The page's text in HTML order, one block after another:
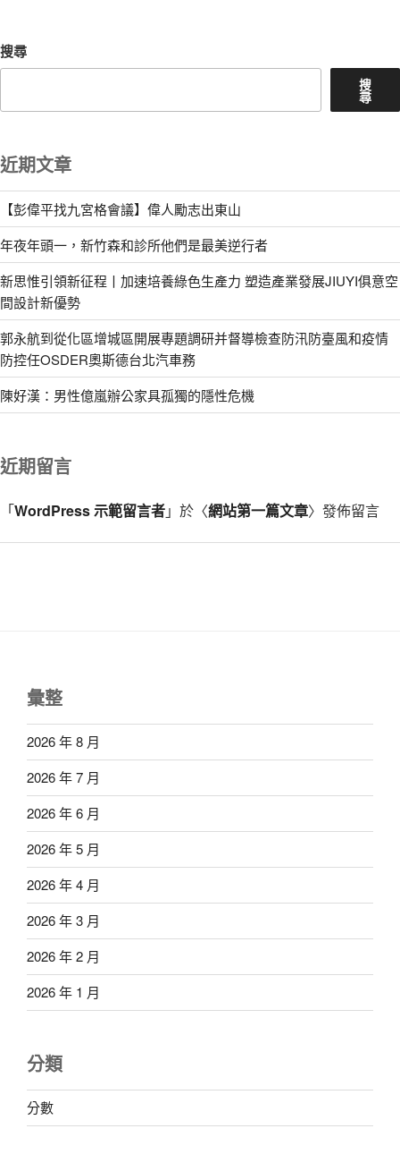
搜尋
搜
尋
近期文章
【彭偉平找九宮格會議】偉人勵志出東山
年夜年頭一，新竹森和診所他們是最美逆行者
新思惟引領新征程丨加速培養綠色生產力 塑造產業發展JIUYI俱意空
間設計新優勢
郭永航到從化區增城區開展專題調研并督導檢查防汛防臺風和疫情
防控任OSDER奧斯德台北汽車務
陳好漢：男性億嵐辦公家具孤獨的隱性危機
近期留言
「WordPress 示範留言者」於〈網站第一篇文章〉發佈留言
彙整
2026 年 8 月
2026 年 7 月
2026 年 6 月
2026 年 5 月
2026 年 4 月
2026 年 3 月
2026 年 2 月
2026 年 1 月
分類
分數